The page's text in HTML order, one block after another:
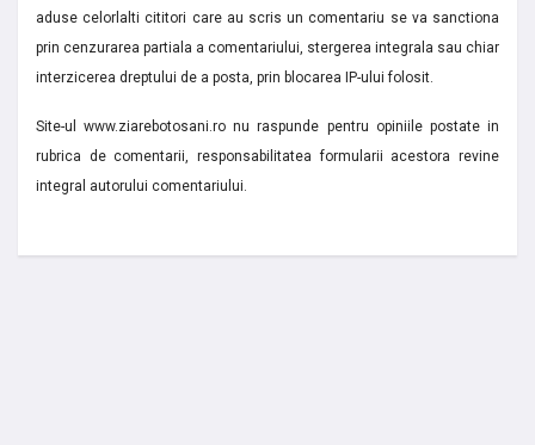
aduse celorlalti cititori care au scris un comentariu se va sanctiona
prin cenzurarea partiala a comentariului, stergerea integrala sau chiar
interzicerea dreptului de a posta, prin blocarea IP-ului folosit.
Site-ul www.ziarebotosani.ro nu raspunde pentru opiniile postate in
rubrica de comentarii, responsabilitatea formularii acestora revine
integral autorului comentariului.